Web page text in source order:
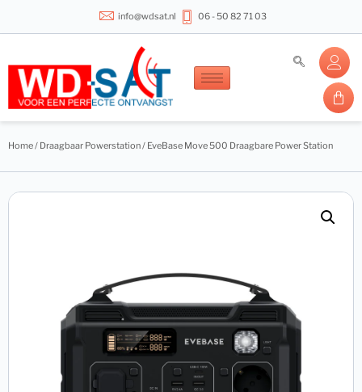
info@wdsat.nl 06 - 50 82 71 03
Home/ Draagbaar Powerstation/ EveBase Move 500 Draagbare Power Station